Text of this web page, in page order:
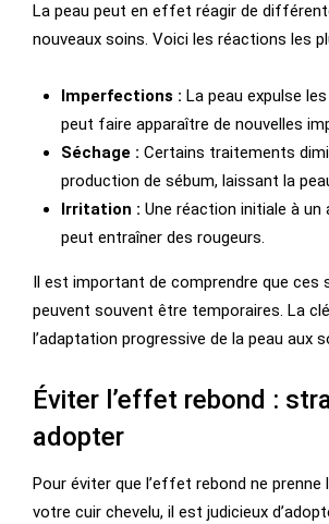
La peau peut en effet réagir de
nouveaux soins. Voici les réactions les
Imperfections : La peau expulse
peut faire apparaître de nouvelles
Séchage : Certains traitements
production de sébum, laissant la
Irritation : Une réaction initiale à
peut entraîner des rougeurs.
Il est important de comprendre que ces
peuvent souvent être temporaires. La
l’adaptation progressive de la peau aux
Éviter l’effet rebond :
adopter
Pour éviter que l’effet rebond ne prenne
votre cuir chevelu, il est judicieux